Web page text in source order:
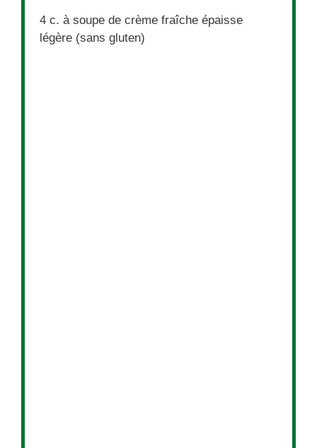
4 c. à soupe de crème fraîche épaisse
légère (sans gluten)